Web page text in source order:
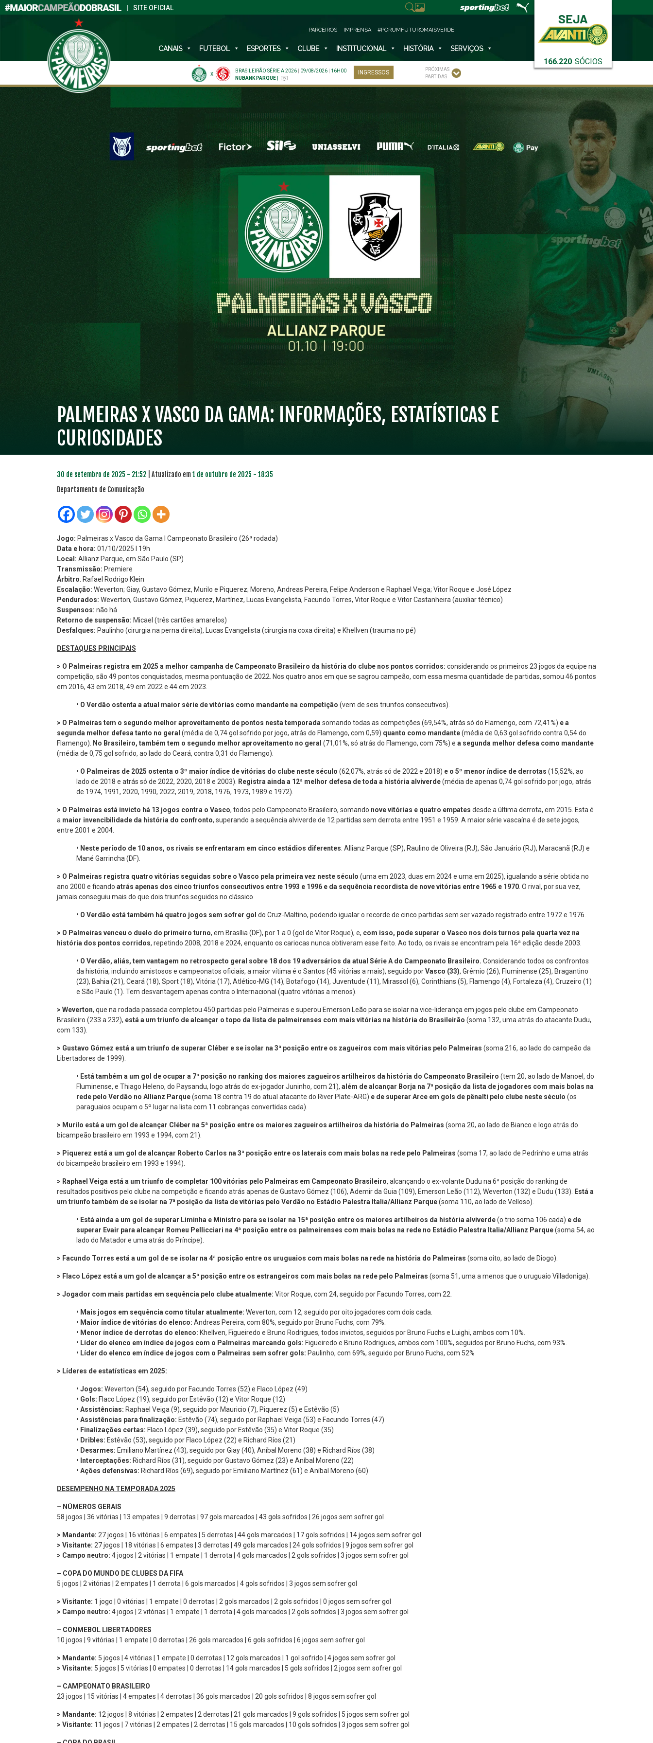
SITE OFICIAL
166.220 SÓCIOS
PARCEIROS IMPRENSA #PORUMFUTUROMAISVERDE
CANAIS FUTEBOL ESPORTES CLUBE INSTITUCIONAL HISTÓRIA SERVIÇOS
X
BRASILEIRÃO SÉRIE A 2026 09/08/2026
16H00
NUBANK PARQUE
INGRESSOS
PRÓXIMAS
PARTIDAS
PALMEIRAS X VASCO DA GAMA: INFORMAÇÕES, ESTATÍSTICAS E
CURIOSIDADES
30 de setembro de 2025 - 21:52 | Atualizado em1 de outubro de 2025 - 18:35
Departamento de Comunicação
Jogo: Palmeiras x Vasco da Gama l Campeonato Brasileiro (26ª rodada)
Data e hora: 01/10/2025 l 19h
Local: Allianz Parque, em São Paulo (SP)
Transmissão: Premiere
Árbitro: Rafael Rodrigo Klein
Escalação: Weverton; Giay, Gustavo Gómez, Murilo e Piquerez; Moreno, Andreas Pereira, Felipe Anderson e Raphael Veiga; Vitor Roque e José López
Pendurados: Weverton, Gustavo Gómez, Piquerez, Martínez, Lucas Evangelista, Facundo Torres, Vitor Roque e Vitor Castanheira (auxiliar técnico)
Suspensos: não há
Retorno de suspensão: Micael (três cartões amarelos)
Desfalques: Paulinho (cirurgia na perna direita), Lucas Evangelista (cirurgia na coxa direita) e Khellven (trauma no pé)
DESTAQUES PRINCIPAIS
> O Palmeiras registra em 2025 a melhor campanha de Campeonato Brasileiro da história do clube nos pontos corridos: considerando os primeiros 23 jogos da equipe na
competição, são 49 pontos conquistados, mesma pontuação de 2022. Nos quatro anos em que se sagrou campeão, com essa mesma quantidade de partidas, somou 46 pontos
em 2016, 43 em 2018, 49 em 2022 e 44 em 2023.
• O Verdão ostenta a atual maior série de vitórias como mandante na competição (vem de seis triunfos consecutivos).
> O Palmeiras tem o segundo melhor aproveitamento de pontos nesta temporada somando todas as competições (69,54%, atrás só do Flamengo, com 72,41%) e a
segunda melhor defesa tanto no geral (média de 0,74 gol sofrido por jogo, atrás do Flamengo, com 0,59) quanto como mandante(média de 0,63 gol sofrido contra 0,54 do
Flamengo).
No Brasileiro, também tem o segundo melhor aproveitamento no geral (71,01%, só atrás do Flamengo, com 75%) e a segunda melhor defesa como mandante
(média de 0,75 gol sofrido, ao lado do Ceará, contra 0,31 do Flamengo).
• O Palmeiras de 2025 ostenta o 3º maior índice de vitórias do clube neste século (62,07%, atrás só de 2022 e 2018) e o 5º menor índice de derrotas (15,52%, ao
lado de 2018 e atrás só de 2022, 2020, 2018 e 2003).
Registra ainda a 12ª melhor defesa de toda a história alviverde(média de apenas 0,74 gol sofrido por jogo, atrás
de 1974, 1991, 2020, 1990, 2022, 2019, 2018, 1976, 1973, 1989 e 1972).
> O Palmeiras está invicto há 13 jogos contra o Vasco, todos pelo Campeonato Brasileiro, somando nove vitórias e quatro empates desde a última derrota, em 2015. Esta é
a maior invencibilidade da história do confronto, superando a sequência alviverde de 12 partidas sem derrota entre 1951 e 1959. A maior série vascaína é de sete jogos,
entre 2001 e 2004.
• Neste período de 10 anos, os rivais se enfrentaram em cinco estádios diferentes: Allianz Parque (SP), Raulino de Oliveira (RJ), São Januário (RJ), Maracanã (RJ) e
Mané Garrincha (DF).
> O Palmeiras registra quatro vitórias seguidas sobre o Vasco pela primeira vez neste século (uma em 2023, duas em 2024 e uma em 2025), igualando a série obtida no
ano 2000 e ficando atrás apenas dos cinco triunfos consecutivos entre 1993 e 1996 e da sequência recordista de nove vitórias entre 1965 e 1970 . O rival, por sua vez,
jamais conseguiu mais do que dois triunfos seguidos no clássico.
• O Verdão está também há quatro jogos sem sofrer gol do Cruz-Maltino, podendo igualar o recorde de cinco partidas sem ser vazado registrado entre 1972 e 1976.
> O Palmeiras venceu o duelo do primeiro turno, em Brasília (DF), por 1 a 0 (gol de Vitor Roque), e, com isso, pode superar o Vasco nos dois turnos pela quarta vez na
história dos pontos corridos, repetindo 2008, 2018 e 2024, enquanto os cariocas nunca obtiveram esse feito. Ao todo, os rivais se encontram pela 16ª edição desde 2003.
• O Verdão, aliás, tem vantagem no retrospecto geral sobre 18 dos 19 adversários da atual Série A do Campeonato Brasileiro. Considerando todos os confrontos
da história, incluindo amistosos e campeonatos oficiais, a maior vítima é o Santos (45 vitórias a mais), seguido porVasco (33), Grêmio (26), Fluminense (25), Bragantino
(23), Bahia (21), Ceará (18), Sport (18), Vitória (17), Atlético-MG (14), Botafogo (14), Juventude (11), Mirassol (6), Corinthians (5), Flamengo (4), Fortaleza (4), Cruzeiro (1)
e São Paulo (1). Tem desvantagem apenas contra o Internacional (quatro vitórias a menos).
> Weverton, que na rodada passada completou 450 partidas pelo Palmeiras e superou Emerson Leão para se isolar na vice-liderança em jogos pelo clube em Campeonato
Brasileiro (233 a 232), está a um triunfo de alcançar o topo da lista de palmeirenses com mais vitórias na história do Brasileirão (soma 132, uma atrás do atacante Dudu,
com 133).
> Gustavo Gómez está a um triunfo de superar Cléber e se isolar na 3ª posição entre os zagueiros com mais vitórias pelo Palmeiras (soma 216, ao lado do campeão da
Libertadores de 1999).
• Está também a um gol de ocupar a 7ª posição no ranking dos maiores zagueiros artilheiros da história do Campeonato Brasileiro (tem 20, ao lado de Manoel, do
Fluminense, e Thiago Heleno, do Paysandu, logo atrás do ex-jogador Juninho, com 21), além dealcançar Borja na 7ª posição da lista de jogadores com mais bolas na
rede pelo Verdão no Allianz Parque(soma 18 contra 19 do atual atacante do River Plate-ARG) e de superar Arce em gols de pênalti pelo clube neste século (os
paraguaios ocupam o 5º lugar na lista com 11 cobranças convertidas cada).
> Murilo está a um gol de alcançar Cléber na 5ª posição entre os maiores zagueiros artilheiros da história do Palmeiras (soma 20, ao lado de Bianco e logo atrás do
bicampeão brasileiro em 1993 e 1994, com 21).
> Piquerez está a um gol de alcançar Roberto Carlos na 3ª posição entre os laterais com mais bolas na rede pelo Palmeiras (soma 17, ao lado de Pedrinho e uma atrás
do bicampeão brasileiro em 1993 e 1994).
> Raphael Veiga está a um triunfo de completar 100 vitórias pelo Palmeiras em Campeonato Brasileiro, alcançando o ex-volante Dudu na 6ª posição do ranking de
resultados positivos pelo clube na competição e ficando atrás apenas de Gustavo Gómez (106), Ademir da Guia (109), Emerson Leão (112), Weverton (132) e Dudu (133).
Está a
um triunfo também de se isolar na 7ª posição da lista de vitórias pelo Verdão no Estádio Palestra Italia/Allianz Parque(soma 110, ao lado de Velloso).
• Está ainda a um gol de superar Liminha e Ministro para se isolar na 15ª posição entre os maiores artilheiros da história alviverde(o trio soma 106 cada) e de
superar Evair para alcançar Romeu Pellicciari na 4ª posição entre os palmeirenses com mais bolas na rede no Estádio Palestra Italia/Allianz Parque(soma 54, ao
lado do Matador e uma atrás do Príncipe).
> Facundo Torres está a um gol de se isolar na 4ª posição entre os uruguaios com mais bolas na rede na história do Palmeiras (soma oito, ao lado de Diogo).
> Flaco López está a um gol de alcançar a 5ª posição entre os estrangeiros com mais bolas na rede pelo Palmeiras (soma 51, uma a menos que o uruguaio Villadoniga).
> Jogador com mais partidas em sequência pelo clube atualmente: Vitor Roque, com 24, seguido por Facundo Torres, com 22.
• Mais jogos em sequência como titular atualmente: Weverton, com 12, seguido por oito jogadores com dois cada.
• Maior índice de vitórias do elenco: Andreas Pereira, com 80%, seguido por Bruno Fuchs, com 79%.
• Menor índice de derrotas do elenco: Khellven, Figueiredo e Bruno Rodrigues, todos invictos, seguidos por Bruno Fuchs e Luighi, ambos com 10%.
• Líder do elenco em índice de jogos com o Palmeiras marcando gols: Figueiredo e Bruno Rodrigues, ambos com 100%, seguidos por Bruno Fuchs, com 93%.
• Líder do elenco em índice de jogos com o Palmeiras sem sofrer gols: Paulinho, com 69%, seguido por Bruno Fuchs, com 52%
> Líderes de estatísticas em 2025:
• Jogos: Weverton (54), seguido por Facundo Torres (52) e Flaco López (49)
• Gols: Flaco López (19), seguido por Estêvão (12) e Vitor Roque (12)
• Assistências: Raphael Veiga (9), seguido por Mauricio (7), Piquerez (5) e Estêvão (5)
• Assistências para finalização: Estêvão (74), seguido por Raphael Veiga (53) e Facundo Torres (47)
• Finalizações certas: Flaco López (39), seguido por Estêvão (35) e Vitor Roque (35)
• Dribles: Estêvão (53), seguido por Flaco López (22) e Richard Ríos (21)
• Desarmes: Emiliano Martínez (43), seguido por Giay (40), Aníbal Moreno (38) e Richard Ríos (38)
• Interceptações: Richard Ríos (31), seguido por Gustavo Gómez (23) e Aníbal Moreno (22)
• Ações defensivas: Richard Ríos (69), seguido por Emiliano Martínez (61) e Aníbal Moreno (60)
DESEMPENHO NA TEMPORADA 2025
– NÚMEROS GERAIS
58 jogos | 36 vitórias | 13 empates | 9 derrotas | 97 gols marcados | 43 gols sofridos | 26 jogos sem sofrer gol
> Mandante: 27 jogos | 16 vitórias | 6 empates | 5 derrotas | 44 gols marcados | 17 gols sofridos | 14 jogos sem sofrer gol
> Visitante: 27 jogos | 18 vitórias | 6 empates | 3 derrotas | 49 gols marcados | 24 gols sofridos | 9 jogos sem sofrer gol
> Campo neutro: 4 jogos | 2 vitórias | 1 empate | 1 derrota | 4 gols marcados | 2 gols sofridos | 3 jogos sem sofrer gol
– COPA DO MUNDO DE CLUBES DA FIFA
5 jogos | 2 vitórias | 2 empates | 1 derrota | 6 gols marcados | 4 gols sofridos | 3 jogos sem sofrer gol
> Visitante: 1 jogo | 0 vitórias | 1 empate | 0 derrotas | 2 gols marcados | 2 gols sofridos | 0 jogos sem sofrer gol
> Campo neutro: 4 jogos | 2 vitórias | 1 empate | 1 derrota | 4 gols marcados | 2 gols sofridos | 3 jogos sem sofrer gol
– CONMEBOL LIBERTADORES
10 jogos | 9 vitórias | 1 empate | 0 derrotas | 26 gols marcados | 6 gols sofridos | 6 jogos sem sofrer gol
> Mandante: 5 jogos | 4 vitórias | 1 empate | 0 derrotas | 12 gols marcados | 1 gol sofrido | 4 jogos sem sofrer gol
> Visitante: 5 jogos | 5 vitórias | 0 empates | 0 derrotas | 14 gols marcados | 5 gols sofridos | 2 jogos sem sofrer gol
– CAMPEONATO BRASILEIRO
23 jogos | 15 vitórias | 4 empates | 4 derrotas | 36 gols marcados | 20 gols sofridos | 8 jogos sem sofrer gol
> Mandante: 12 jogos | 8 vitórias | 2 empates | 2 derrotas | 21 gols marcados | 9 gols sofridos | 5 jogos sem sofrer gol
> Visitante: 11 jogos | 7 vitórias | 2 empates | 2 derrotas | 15 gols marcados | 10 gols sofridos | 3 jogos sem sofrer gol